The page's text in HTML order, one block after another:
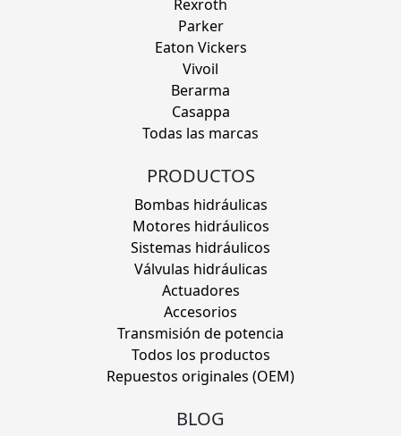
Rexroth
Parker
Eaton Vickers
Vivoil
Berarma
Casappa
Todas las marcas
PRODUCTOS
Bombas hidráulicas
Motores hidráulicos
Sistemas hidráulicos
Válvulas hidráulicas
Actuadores
Accesorios
Transmisión de potencia
Todos los productos
Repuestos originales (OEM)
BLOG